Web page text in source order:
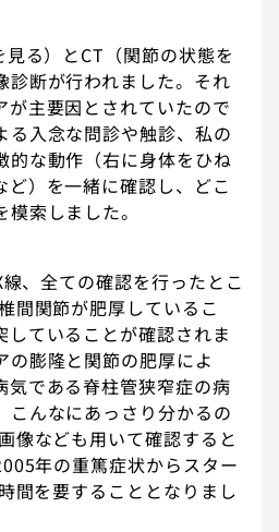
る）とCT（関節の状態を
診断が行われました。それ
が主要因とされていたので
る入念な問診や触診、私の
的な動作（右に身体をひね
ど）を一緒に確認し、どこ
索しました。
、全ての確認を行ったとこ
間関節が肥厚しているこ
していることが確認されま
の膨隆と関節の肥厚によ
気である脊柱管狭窄症の病
こんなにあっさり分かるの
像なども用いて確認すると
年の重篤症状からスター
間を要することとなりまし